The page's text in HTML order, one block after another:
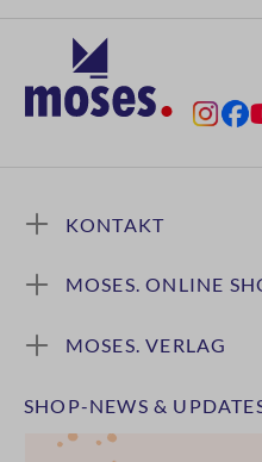
KONTAKT
MOSES. ONLINE
MOSES. VERLAG
SHOP-NEWS &